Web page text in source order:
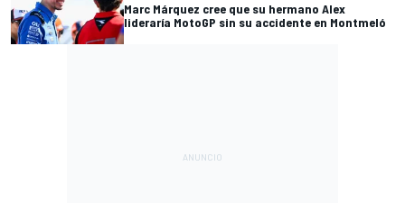
Marc Márquez cree que su hermano Alex
lideraría MotoGP sin su accidente en Montmeló